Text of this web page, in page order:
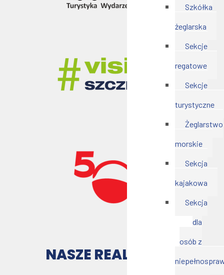
Szkółka
żeglarska
Sekcje
regatowe
Sekcje
turystyczne
Żeglarstwo
morskie
Sekcja
kajakowa
Sekcja
dla
osób z
NASZE REALIZACJE